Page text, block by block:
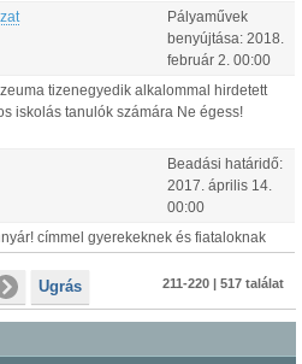
Pályaművek
benyújtása: 2018.
február 2 00:00
tizenegyedik alkalommal hirdetett
iskolás tanulók számára Ne égess!
Beadási határidő:
2017. április 14
00:00
címmel gyerekeknek és fiataloknak
Ugrás 211-220 | 517 találat